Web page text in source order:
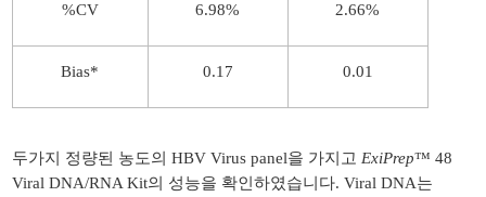
%CV 6.98% 2.66%
Bias* 0.17 0.01
두가지 정량된 농도의 HBV Virus panel을 가지고 ExiPrep™ 48
Viral DNA/RNA Kit의 성능을 확인하였습니다. Viral DNA는